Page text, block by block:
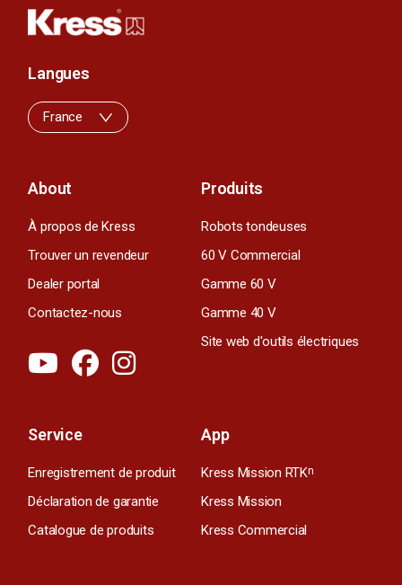
About
À propos de Kress
Trouver un revendeur
Dealer portal
Contactez-nous
Produits
Robots tondeuses
60 V Commercial
Gamme 60 V
Gamme 40 V
Site web d'outils électriques
Service
Enregistrement de produit
Déclaration de garantie
Catalogue de produits
App
Kress Mission RTKn
Kress Mission
Kress Commercial
Langues
France